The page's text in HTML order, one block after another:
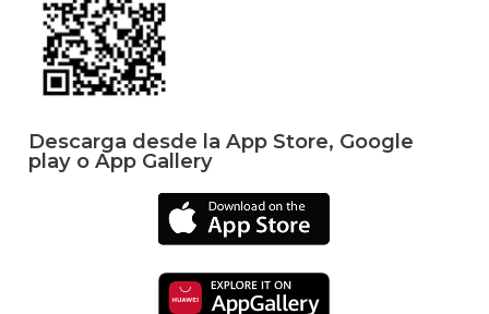
Descarga desde la App Store, Google
play o App Gallery